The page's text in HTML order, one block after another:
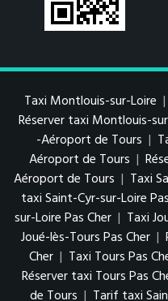
Taxi Montlouis-sur-Loire |
Réserver taxi Montlouis-
-Aéroport de Tours |
Aéroport de Tours |
Aéroport de Tours | Taxi
taxi Saint-Cyr-sur-Loire
sur-Loire Pas Cher | Taxi
Joué-lès-Tours Pas Cher |
Cher | Taxi Tours Pas
Réserver taxi Tours Pas
de Tours | Tarif taxi